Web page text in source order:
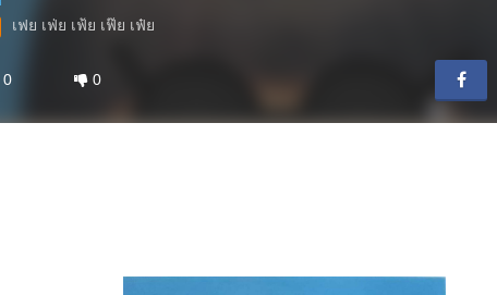
เฟย เฟ่ย เฟ้ย เฟ๊ย เฟ๋ย
0 0